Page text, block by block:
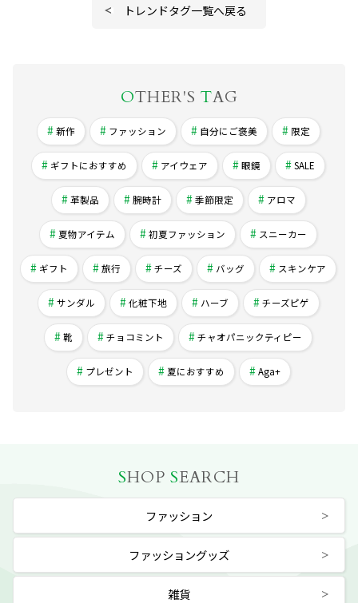
トレンドタグ一覧へ戻る
OTHER'S TAG
新作 ファッション 自分にご褒美 限定
ギフトにおすすめ アイウェア 眼鏡 SALE
革製品 腕時計 季節限定 アロマ
夏物アイテム 初夏ファッション スニーカー
ギフト 旅行 チーズ バッグ スキンケア
サンダル 化粧下地 ハーブ チーズピゲ
靴 チョコミント チャオパニックティピー
プレゼント 夏におすすめ Aga+
SHOP SEARCH
ファッション
ファッショングッズ
雑貨